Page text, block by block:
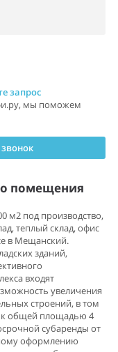
запрос
мы поможем
помещения
м2 под производство,
теплый склад, офис
в Мещанский.
зданий,
входят
увеличения
строений, в том
общей площадью 4
субаренды от
оформлению